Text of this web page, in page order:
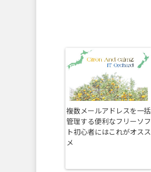
複数メールアドレスを一括
管理する便利なフリーソフ
ト初心者にはこれがオスス
メ